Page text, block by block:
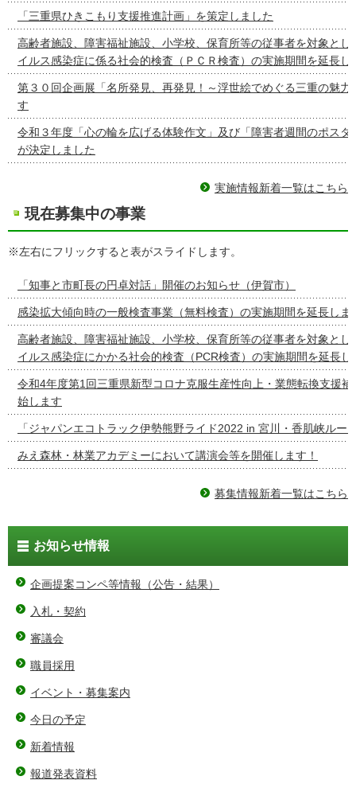
「三重県ひきこもり支援推進計画」を策定しました
高齢者施設、障害福祉施設、小学校、保育所等の従事者を対象とし
イルス感染症に係る社会的検査（ＰＣＲ検査）の実施期間を延長し
第３０回企画展「名所発見、再発見！～浮世絵でめぐる三重の魅力
す
令和３年度「心の輪を広げる体験作文」及び「障害者週間のポスタ
が決定しました
実施情報新着一覧はこちら
現在募集中の事業
※左右にフリックすると表がスライドします。
「知事と市町長の円卓対話」開催のお知らせ（伊賀市）
感染拡大傾向時の一般検査事業（無料検査）の実施期間を延長しま
高齢者施設、障害福祉施設、小学校、保育所等の従事者を対象とし
イルス感染症にかかる社会的検査（PCR検査）の実施期間を延長し
令和4年度第1回三重県新型コロナ克服生産性向上・業態転換支援
始します
「ジャパンエコトラック伊勢熊野ライド2022 in 宮川・香肌峡ルー
みえ森林・林業アカデミーにおいて講演会等を開催します！
募集情報新着一覧はこちら
お知らせ情報
企画提案コンペ等情報（公告・結果）
入札・契約
審議会
職員採用
イベント・募集案内
今日の予定
新着情報
報道発表資料